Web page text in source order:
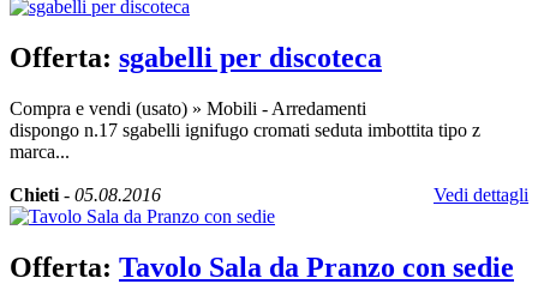
Offerta: sgabelli per discoteca
Compra e vendi (usato) » Mobili - Arredamenti
dispongo n.17 sgabelli ignifugo cromati seduta imbottita tipo z
marca...
Chieti - 05.08.2016 Vedi dettagli
Offerta: Tavolo Sala da Pranzo con sedie